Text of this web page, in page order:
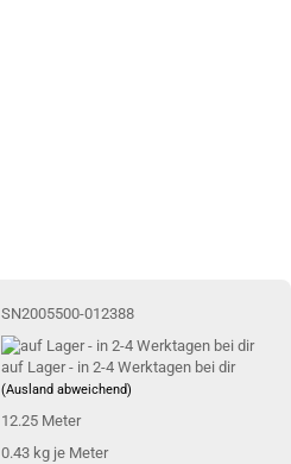
SN2005500-012388
auf Lager - in 2-4 Werktagen bei dir
(Ausland abweichend)
12.25 Meter
0.43 kg je Meter